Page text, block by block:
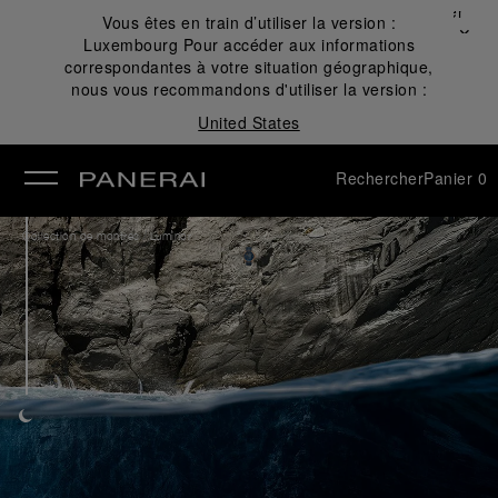
Vous êtes en train d’utiliser la version :
Luxembourg Pour accéder aux informations
correspondantes à votre situation géographique,
nous vous recommandons d'utiliser la version :
United States
Fermer
✕
RechercherPanier 0
Collection de montres /Luminor